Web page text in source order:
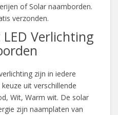
of Solar naamborden.
verzonden.
Verlichting
zijn in iedere
uit verschillende
Wit, Warm wit. De solar
zijn naamplaten van